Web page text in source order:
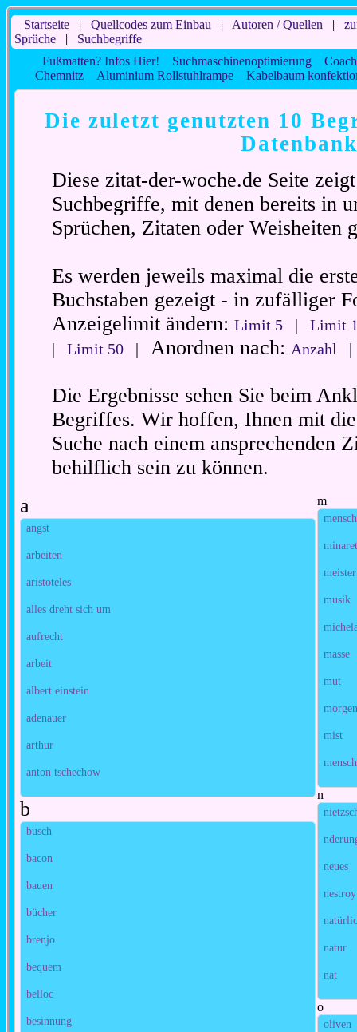
Startseite| Quellcodes zum Einbau | Autoren / Quellen |
Sprüche| Suchbegriffe
Fußmatten? Infos Hier!
Suchmaschinenoptimierung
Chemnitz
Aluminium Rollstuhlrampe Kabelbaum
Die zuletzt genutzten 10
Datenbank
Diese zitat-der-woche.de Seite
Suchbegriffe, mit denen bereits in
Sprüchen, Zitaten oder Weisheiten
Es werden jeweils maximal die
Buchstaben gezeigt - in zufälliger
Anzeigelimit ändern:Limit 5 |Limit
|Limit 50 | Anordnen nach:Anzahl
Die Ergebnisse sehen Sie beim
Begriffes. Wir hoffen, Ihnen mit
Suche nach einem ansprechenden
behilflich sein zu können.
a
angst
arbeiten
aristoteles
alles dreht sich um
aufrecht
arbeit
albert einstein
adenauer
arthur
anton tschechow
b
busch
bacon
bauen
bücher
brenjo
bequem
belloc
besinnung
m
mensch
meister
musik
masse
mut
mist
n
neues
nestroy
natur
nat
o
oliven